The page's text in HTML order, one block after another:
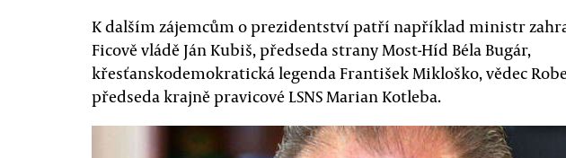
K dalším zájemcům o prezidentství patří například ministr
Ficově vládě Ján Kubiš, předseda strany Most-Híd Béla Bugár,
křesťanskodemokratická legenda František Mikloško, vědec
předseda krajně pravicové LSNS Marian Kotleba.